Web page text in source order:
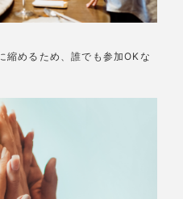
縮めるため、誰でも参加OKな